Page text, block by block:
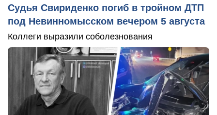
Судья Свириденко погиб в тройном ДТП
под Невинномысском вечером 5 августа
Коллеги выразили соболезнования